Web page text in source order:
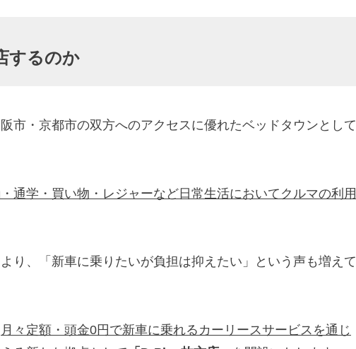
するのか
市・京都市の双方へのアクセスに優れたベッドタウンとして
通学・買い物・レジャーなど日常生活においてクルマの利用
り、「新車に乗りたいが負担は抑えたい」という声も増えて
月々定額・頭金0円で新車に乗れるカーリースサービスを通じ